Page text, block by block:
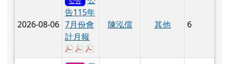
宣導
花
蓮縣
2026城
鎮韌性
演習
於彈跳視窗觀看：2026城鎮韌性防空